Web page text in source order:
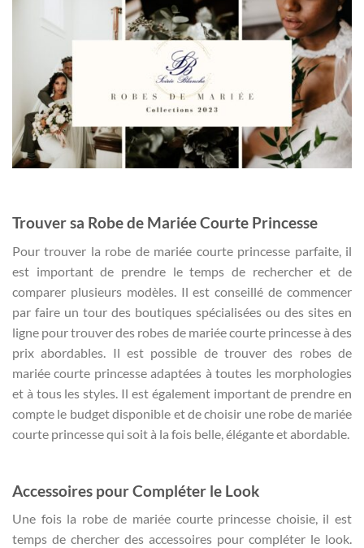
Trouver sa Robe de Mariée Courte Princesse
Pour trouver la robe de mariée courte princesse parfaite, il
est important de prendre le temps de rechercher et de
comparer plusieurs modèles. Il est conseillé de commencer
par faire un tour des boutiques spécialisées ou des sites en
ligne pour trouver des robes de mariée courte princesse à des
prix abordables. Il est possible de trouver des robes de
mariée courte princesse adaptées à toutes les morphologies
et à tous les styles. Il est également important de prendre en
compte le budget disponible et de choisir une robe de mariée
courte princesse qui soit à la fois belle, élégante et abordable.
Accessoires pour Compléter le Look
Une fois la robe de mariée courte princesse choisie, il est
temps de chercher des accessoires pour compléter le look.